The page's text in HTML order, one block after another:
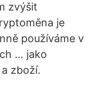
zvýšit
je
používáme v
… jako
zboží.